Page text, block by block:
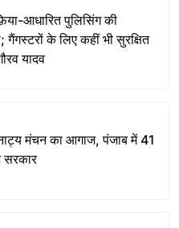
आधारित पुलिसिंग की
गैंगस्टरों के लिए कहीं भी सुरक्षित
यादव
नाट्य मंचन का आगाज, पंजाब में 41
सरकार